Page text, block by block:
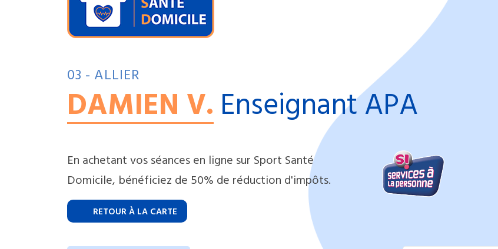
03 - ALLIER
DAMIEN V. Enseignant APA
En achetant vos séances en ligne sur Sport Santé
Domicile, bénéficiez de 50% de réduction d'impôts.
RETOUR À LA CARTE